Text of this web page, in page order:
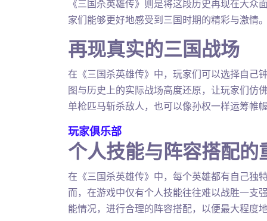
《三国杀英雄传》则是将这段历史再现在大
家们能够更好地感受到三国时期的精彩与激情
再现真实的三国战场
在《三国杀英雄传》中，玩家们可以选择自己
图与历史上的实际战场高度还原，让玩家们仿
单枪匹马斩杀敌人，也可以像孙权一样运筹帷
玩家俱乐部
个人技能与阵容搭配的
在《三国杀英雄传》中，每个英雄都有自己独
而，在游戏中仅有个人技能往往难以战胜一支
能情况，进行合理的阵容搭配，以便最大程度